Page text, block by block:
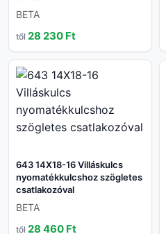
BETA
től 28 230 Ft
643 14X18-16 Villáskulcs
nyomatékkulcshoz szögletes
csatlakozóval
BETA
től 28 460 Ft